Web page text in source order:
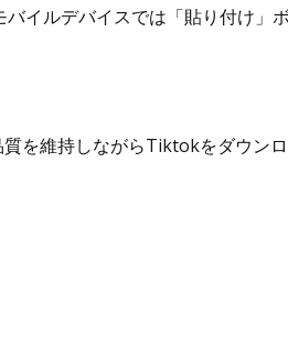
イルデバイスでは「貼り付け」
を維持しながらTiktokをダウン